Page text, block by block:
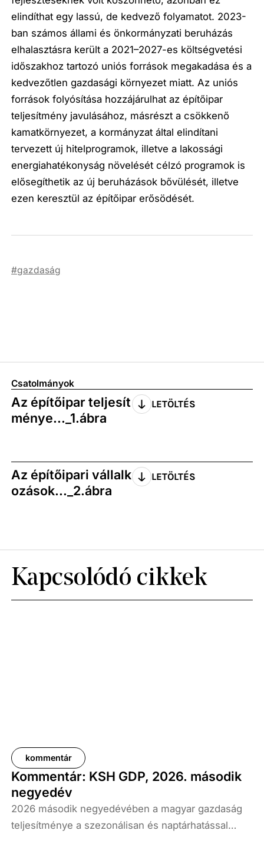
elindíthat egy lassú, de kedvező folyamatot. 2023-
ban számos állami és önkormányzati beruházás
elhalasztásra került a 2021–2027-es költségvetési
időszakhoz tartozó uniós források megakadása és a
kedvezőtlen gazdasági környezet miatt. Az uniós
források folyósítása hozzájárulhat az építőipar
teljesítmény javulásához, másrészt a csökkenő
kamatkörnyezet, a kormányzat által elindítani
tervezett új hitelprogramok, illetve a lakossági
energiahatékonyság növelését célzó programok is
elősegíthetik az új beruházások bővülését, illetve
ezen keresztül az építőipar erősödését.
gazdaság
Csatolmányok
Az építőipar teljesít
ménye..._1.ábra
LETÖLTÉS
Az építőipari vállalk
ozások..._2.ábra
LETÖLTÉS
Kapcsolódó cikkek
kommentár
Kommentár: KSH GDP, 2026. második
negyedév
2026 második negyedévében a magyar gazdaság
teljesítménye a szezonálisan és naptárhatással